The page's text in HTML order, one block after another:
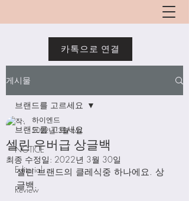
카톡으로 연결
게시물
브랜드를 고르세요
NOTICE
Editorial
Review
브랜드를 고르세요
셀린 우버급 상글백
하이엔드
2022년 3월 6일
최종 수정일: 2022년 3월 30일
셀린 브랜드의 클레식중 하나에요. 상
글백.